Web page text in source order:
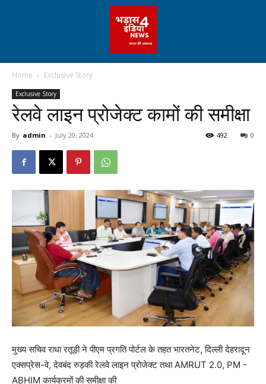
Home Exclusive Story
Exclusive Story
रेलवे लाइन प्रोजेक्ट कामों की समीक्षा
By admin - July 20, 2024 0
492
मुख्य सचिव राधा रतूड़ी ने पीएम प्रगति पोर्टल के तहत भारतनेट, दिल्ली देहरादून
एक्सप्रेस-वे, देवबंद रुड़की रेलवे लाइन प्रोजेक्ट तथा AMRUT 2.0, PM -
ABHIM कार्यक्रमों की समीक्षा की